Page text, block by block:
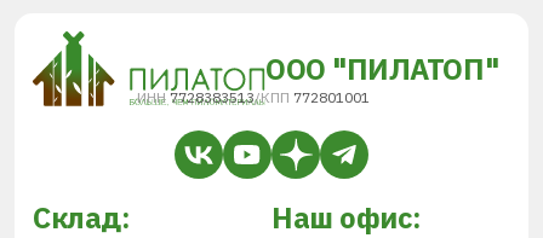
ООО "ПИЛАТОП"
ИНН 7728383513/КПП 772801001
Склад: Наш офис: